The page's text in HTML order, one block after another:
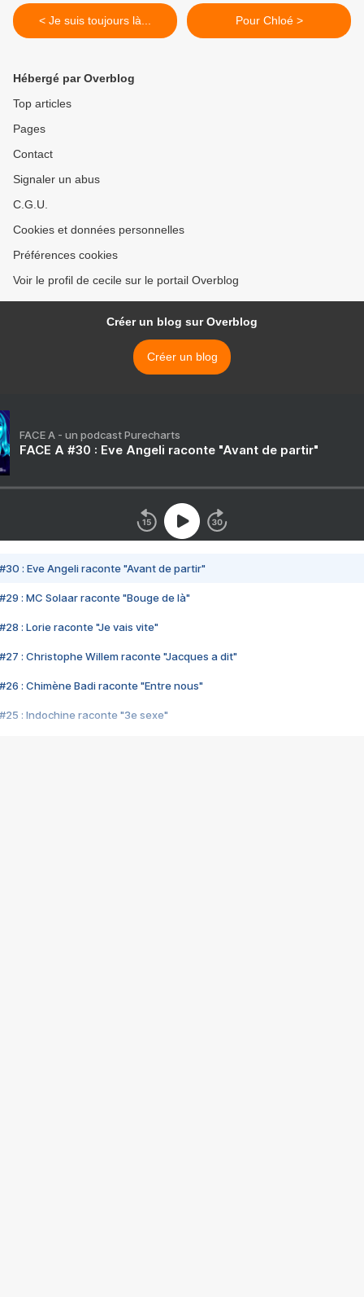
< Je suis toujours là... Pour Chloé >
Hébergé par Overblog
Top articles
Pages
Contact
Signaler un abus
C.G.U.
Cookies et données personnelles
Préférences cookies
Voir le profil de cecile sur le portail Overblog
Créer un blog sur Overblog
Créer un blog
FACE A - un podcast Purecharts
FACE A #30 : Eve Angeli raconte "Avant de partir"
#30 : Eve Angeli raconte "Avant de partir"
#29 : MC Solaar raconte "Bouge de là"
#28 : Lorie raconte "Je vais vite"
#27 : Christophe Willem raconte "Jacques a dit"
#26 : Chimène Badi raconte "Entre nous"
#25 : Indochine raconte "3e sexe"